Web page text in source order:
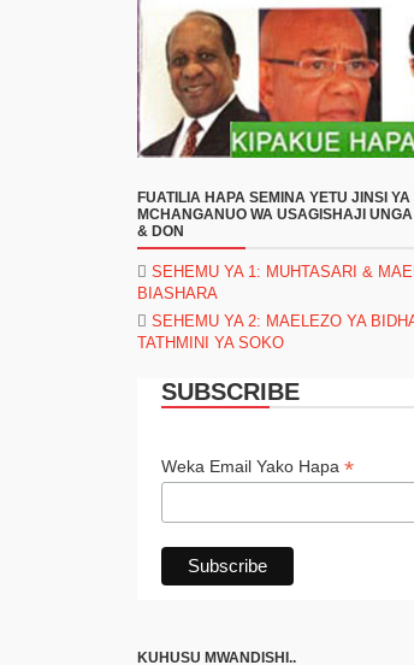
FUATILIA HAPA SEMINA YETU JINSI
MCHANGANUO WA USAGISHAJI
& DON
SEHEMU YA 1: MUHTASARI &
BIASHARA
SEHEMU YA 2: MAELEZO YA
TATHMINI YA SOKO
SUBSCRIBE
Weka Email Yako Hapa *
KUHUSU MWANDISHI..